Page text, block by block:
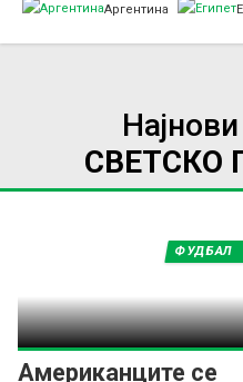
Аргентина
СВЕТСКО
Американците се
ФУДБАЛ